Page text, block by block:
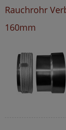
Rauchrohr
160mm